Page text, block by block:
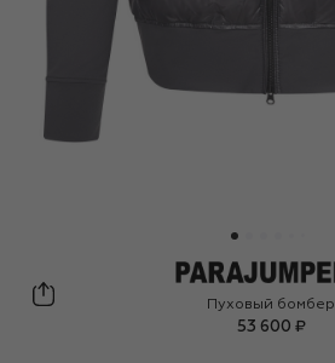
Parajumpers
Пуховый бомбер
53 600 ₽